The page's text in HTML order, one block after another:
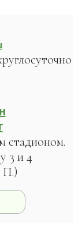
стадионом.
3 и 4
П.)